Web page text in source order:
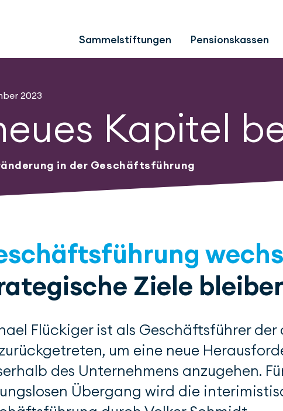
Sammelstiftungen Pensionskassen
2023
Kapitel
in der Geschäftsführung
Ziele
Flückiger ist als Geschäftsführer der
um eine neue
des Unternehmens anzugehen.
Übergang wird die